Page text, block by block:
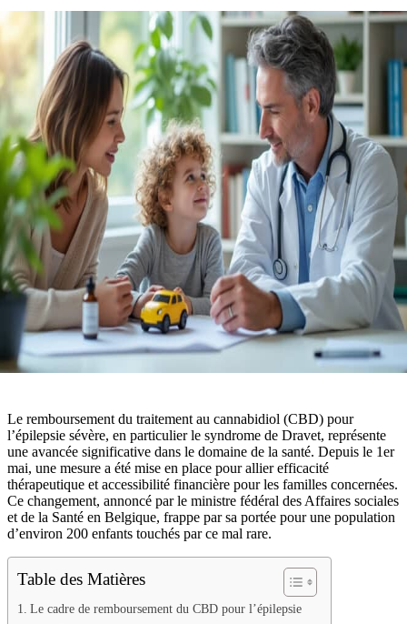
Le remboursement du traitement au cannabidiol (CBD) pour
l’épilepsie sévère, en particulier le syndrome de Dravet, représente
une avancée significative dans le domaine de la santé. Depuis le 1er
mai, une mesure a été mise en place pour allier efficacité
thérapeutique et accessibilité financière pour les familles concernées.
Ce changement, annoncé par le ministre fédéral des Affaires sociales
et de la Santé en Belgique, frappe par sa portée pour une population
d’environ 200 enfants touchés par ce mal rare.
Table des Matières
Le cadre de remboursement du CBD pour l’épilepsie